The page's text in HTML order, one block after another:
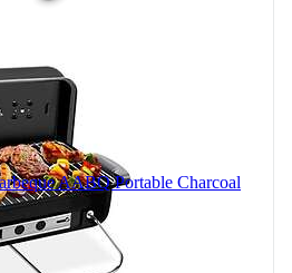
AABQ Portable Charcoal